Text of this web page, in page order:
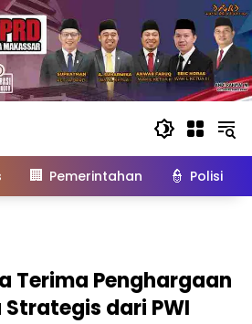
🏢 Pemerintahan 👮 Polisi
Terima Penghargaan
dari PWI